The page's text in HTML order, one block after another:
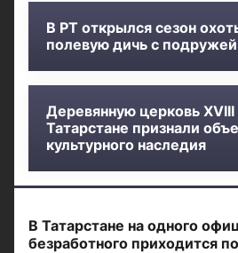
В РТ открылся сезон
полевую дичь с
Деревянную церковь XVIII
Татарстане признали
культурного наследия
В Татарстане на одного
безработного приходится